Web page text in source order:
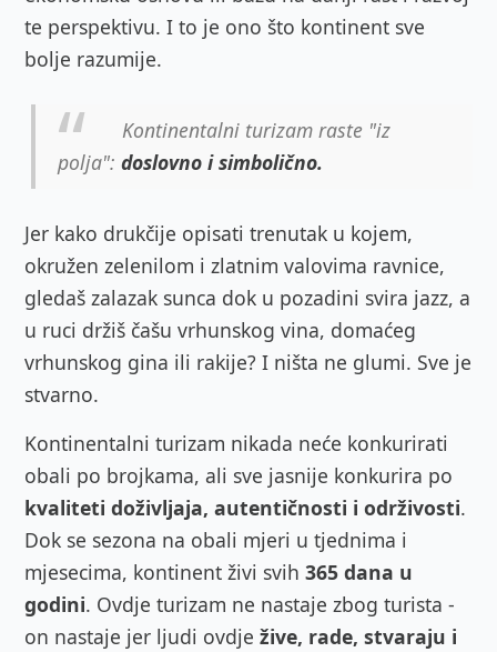
te perspektivu. I to je ono što kontinent sve
bolje razumije.
Kontinentalni turizam raste "iz
polja": doslovno i simbolično.
Jer kako drukčije opisati trenutak u kojem,
okružen zelenilom i zlatnim valovima ravnice,
gledaš zalazak sunca dok u pozadini svira jazz, a
u ruci držiš čašu vrhunskog vina, domaćeg
vrhunskog gina ili rakije? I ništa ne glumi. Sve je
stvarno.
Kontinentalni turizam nikada neće konkurirati
obali po brojkama, ali sve jasnije konkurira po
kvaliteti doživljaja, autentičnosti i održivosti.
Dok se sezona na obali mjeri u tjednima i
mjesecima, kontinent živi svih 365 dana u
godini. Ovdje turizam ne nastaje zbog turista -
on nastaje jer ljudi ovdje žive, rade, stvaraju i